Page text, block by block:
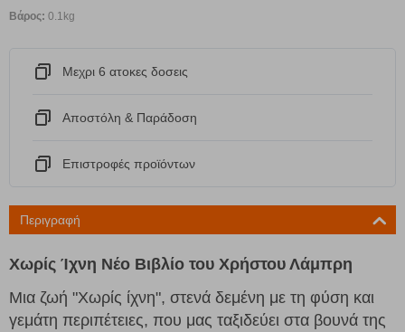
Βάρος: 0.1kg
Μεχρι 6 ατοκες δοσεις
Αποστόλη & Παράδοση
Eπιστροφές προϊόντων
Περιγραφή
Χωρίς Ίχνη Νέο Βιβλίο του Χρήστου Λάμπρη
Μια ζωή "Χωρίς ίχνη", στενά δεμένη με τη φύση και
γεμάτη περιπέτειες, που μας ταξιδεύει στα βουνά της